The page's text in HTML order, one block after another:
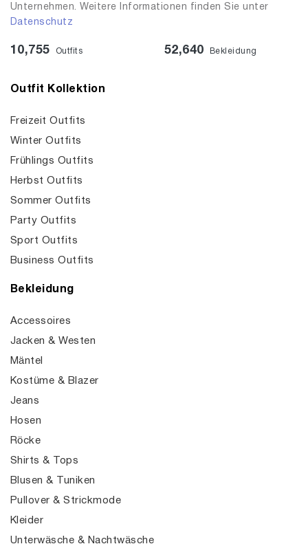
Unternehmen. Weitere Informationen finden Sie unter
Datenschutz
10,755 Outfits 52,640 Bekleidung
Outfit Kollektion
Freizeit Outfits
Winter Outfits
Frühlings Outfits
Herbst Outfits
Sommer Outfits
Party Outfits
Sport Outfits
Business Outfits
Bekleidung
Accessoires
Jacken & Westen
Mäntel
Kostüme & Blazer
Jeans
Hosen
Röcke
Shirts & Tops
Blusen & Tuniken
Pullover & Strickmode
Kleider
Unterwäsche & Nachtwäsche